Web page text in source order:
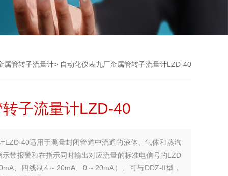
属管转子流量计> 自动化仪表九厂金属管转子流量计LZD-40
子流量计LZD-40
LZD-40适用于测量封闭管道中流通的液体、气体和蒸汽
带报警和在指示同时输出对应流量的标准电信号的LZD
、四线制4～20mA、0～20mA）、可与DDZ-II型，